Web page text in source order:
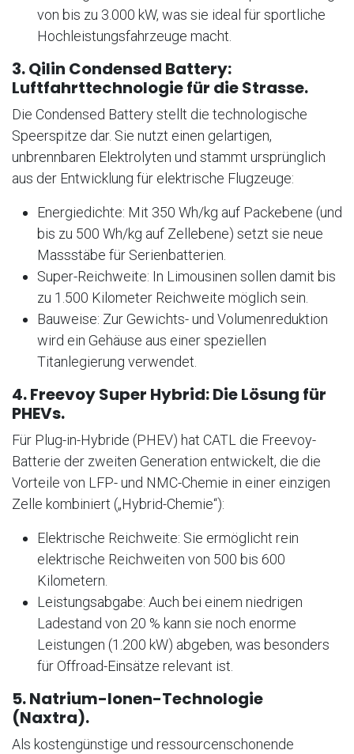
von bis zu 3.000 kW, was sie ideal für sportliche
Hochleistungsfahrzeuge macht.
3. Qilin Condensed Battery:
Luftfahrttechnologie für die Strasse.
Die Condensed Battery stellt die technologische
Speerspitze dar. Sie nutzt einen gelartigen,
unbrennbaren Elektrolyten und stammt ursprünglich
aus der Entwicklung für elektrische Flugzeuge:
Energiedichte: Mit 350 Wh/kg auf Packebene (und
bis zu 500 Wh/kg auf Zellebene) setzt sie neue
Massstäbe für Serienbatterien.
Super-Reichweite: In Limousinen sollen damit bis
zu 1.500 Kilometer Reichweite möglich sein.
Bauweise: Zur Gewichts- und Volumenreduktion
wird ein Gehäuse aus einer speziellen
Titanlegierung verwendet.
4. Freevoy Super Hybrid: Die Lösung für
PHEVs.
Für Plug-in-Hybride (PHEV) hat CATL die Freevoy-
Batterie der zweiten Generation entwickelt, die die
Vorteile von LFP- und NMC-Chemie in einer einzigen
Zelle kombiniert („Hybrid-Chemie“):
Elektrische Reichweite: Sie ermöglicht rein
elektrische Reichweiten von 500 bis 600
Kilometern.
Leistungsabgabe: Auch bei einem niedrigen
Ladestand von 20 % kann sie noch enorme
Leistungen (1.200 kW) abgeben, was besonders
für Offroad-Einsätze relevant ist.
5. Natrium-Ionen-Technologie
(Naxtra).
Als kostengünstige und ressourcenschonende